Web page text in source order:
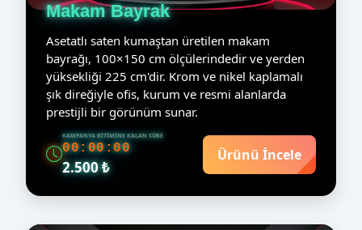
Makam Bayrak
Asetatlı saten kumaştan üretilen makam
bayrağı, 100×150 cm ölçülerindedir ve yerden
yüksekliği 225 cm'dir. Krom ve nikel kaplamalı
şık direğiyle ofis, kurum ve resmi alanlarda
prestijli bir görünüm sunar.
KAMPANYA BITIMINE KALAN SÜRE
00:00:00
2.500 ₺
Ürünü İncele